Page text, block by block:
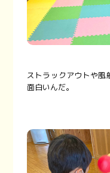
ストラックアウトや風
面白いんだ。